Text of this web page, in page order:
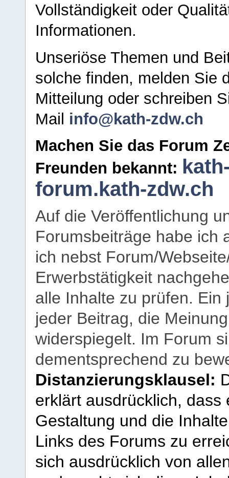
Vollständigkeit oder
Informationen.
Unseriöse Themen und
solche finden, melden Sie
Mitteilung oder schreiben
Mail info@kath-zdw.ch
Machen Sie das Forum
Freunden bekannt:
forum.kath-zdw.ch
Auf die Veröffentlichung
Forumsbeiträge habe ich
ich nebst Forum/
Erwerbstätigkeit
alle Inhalte zu prüfen.
jeder Beitrag, die
widerspiegelt. Im Forum
dementsprechend zu
Distanzierungsklausel:
erklärt ausdrücklich,
Gestaltung und die
Links des Forums zu
sich ausdrücklich von